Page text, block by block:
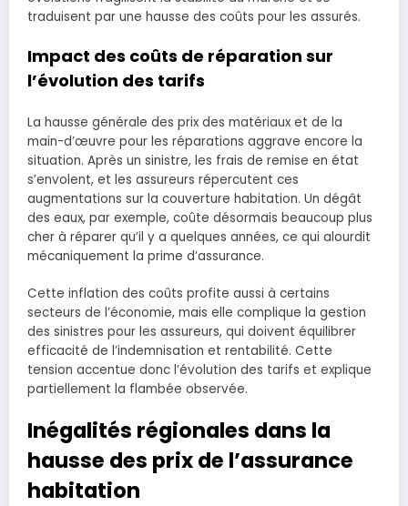
traduisent par une hausse des coûts pour les assurés.
Impact des coûts de réparation sur
l’évolution des tarifs
La hausse générale des prix des matériaux et de la
main-d’œuvre pour les réparations aggrave encore la
situation. Après un sinistre, les frais de remise en état
s’envolent, et les assureurs répercutent ces
augmentations sur la couverture habitation. Un dégât
des eaux, par exemple, coûte désormais beaucoup plus
cher à réparer qu’il y a quelques années, ce qui alourdit
mécaniquement la prime d’assurance.
Cette inflation des coûts profite aussi à certains
secteurs de l’économie, mais elle complique la gestion
des sinistres pour les assureurs, qui doivent équilibrer
efficacité de l’indemnisation et rentabilité. Cette
tension accentue donc l’évolution des tarifs et explique
partiellement la flambée observée.
Inégalités régionales dans la
hausse des prix de l’assurance
habitation